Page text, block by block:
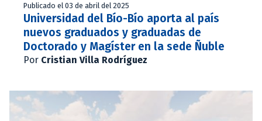
Publicado el 03 de abril del 2025
Universidad del Bío-Bío aporta al país
nuevos graduados y graduadas de
Doctorado y Magíster en la sede Ñuble
Por Cristian Villa Rodríguez